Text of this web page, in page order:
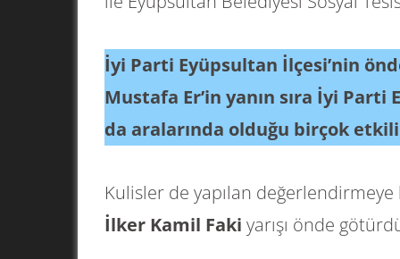
İyi Parti Eyüpsultan İlçesi’nin
Mustafa Er’in yanın sıra İyi
da aralarında olduğu birçok etkili
Kulisler de yapılan değerlendirmeye
İlker Kamil Faki yarışı önde